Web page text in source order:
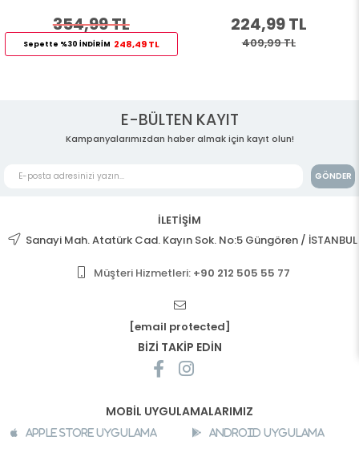
354,99 TL
Sepette %30 İNDİRİM 248,49 TL
224,99 TL
409,99 TL
E-BÜLTEN KAYIT
Kampanyalarımızdan haber almak için kayıt olun!
GÖNDER
İLETİŞİM
Sanayi Mah. Atatürk Cad. Kayın Sok. No:5 Güngören / İSTANBUL
Müşteri Hizmetleri: +90 212 505 55 77
[email protected]
BİZİ TAKİP EDİN
MOBİL UYGULAMALARIMIZ
Apple Store Uygulama Android Uygulama